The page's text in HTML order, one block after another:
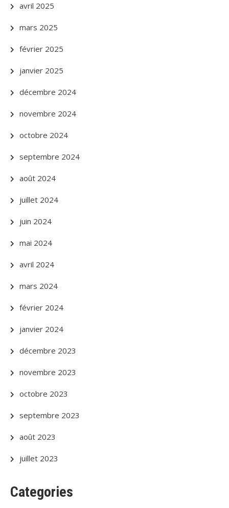
avril 2025
mars 2025
février 2025
janvier 2025
décembre 2024
novembre 2024
octobre 2024
septembre 2024
août 2024
juillet 2024
juin 2024
mai 2024
avril 2024
mars 2024
février 2024
janvier 2024
décembre 2023
novembre 2023
octobre 2023
septembre 2023
août 2023
juillet 2023
Categories